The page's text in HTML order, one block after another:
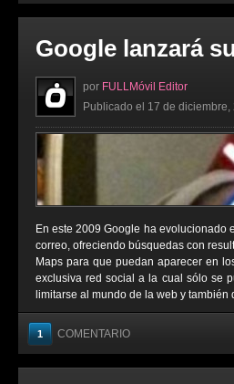
Google lanzará
por FULLMóvil Editor
Publicado el 17 de diciembre,
En este 2009 Google ha evolucionado
correo, ofreciendo búsquedas con
Maps para que puedan aparecer en
exclusiva red social a la cual sólo se
limitarse al mundo de la web y
1 COMENTARIO